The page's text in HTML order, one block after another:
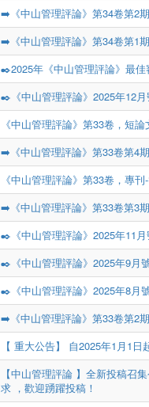
➡️《中山管理評論》第34卷第2
➡️《中山管理評論》第34卷第1
✒️2025年《中山管理評論》最佳
✒️《中山管理評論》2025年12月
《中山管理評論》第33卷，短
➡️《中山管理評論》第33卷第4
《中山管理評論》第33卷，專
➡️《中山管理評論》第33卷第3
✒️《中山管理評論》2025年11月
✒️《中山管理評論》2025年9月
✒️《中山管理評論》2025年8月
➡️《中山管理評論》第33卷第2
【 重大公告】 自2025年1月1
【中山管理評論 】全新投稿召
求 ，歡迎踴躍投稿！